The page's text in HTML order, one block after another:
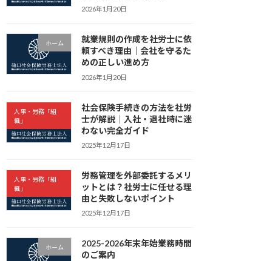
2026年1月20日
ホーム
就業規則の作成を社労士に依
頼すべき理由｜会社を守るた
めの正しい進め方
2026年1月20日
人事・労務「組
織」
社会保険手続きの方法を社労
士が解説｜入社・退社時に迷
わない完全ガイド
2025年12月17日
人事・労務「組
織」
労務管理を外部委託するメリ
ットとは？社労士に任せる理
由と失敗しないポイント
2025年12月17日
ホーム
2025-2026年末年始業務時間
のご案内